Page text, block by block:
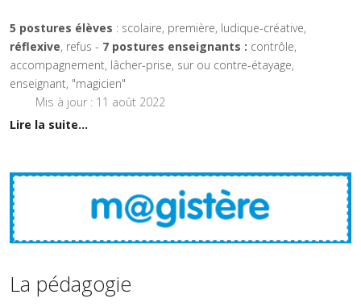
5 postures élèves : scolaire, première, ludique-créative,
réflexive, refus - 7 postures enseignants : contrôle,
accompagnement, lâcher-prise, sur ou contre-étayage,
enseignant, "magicien"
Mis à jour : 11 août 2022
Lire la suite...
La pédagogie